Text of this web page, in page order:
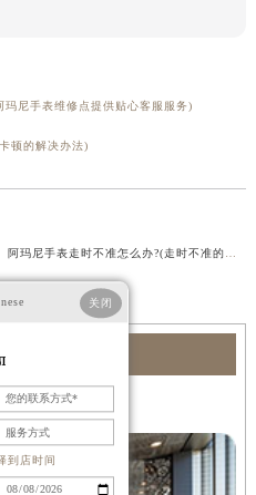
尼手表维修点提供贴心客服服务)
顿的解决办法)
阿玛尼手表走时不准怎么办?(走时不准的解决办法)
尼服务中心
后服务中心
关闭
到店时间